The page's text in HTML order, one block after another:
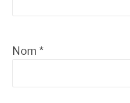
Nom *